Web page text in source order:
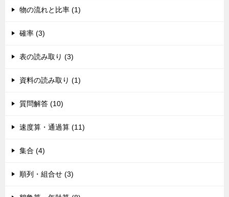
物の流れと比率 (1)
確率 (3)
表の読み取り (3)
資料の読み取り (1)
質問解答 (10)
速度算・通過算 (11)
集合 (4)
順列・組合せ (3)